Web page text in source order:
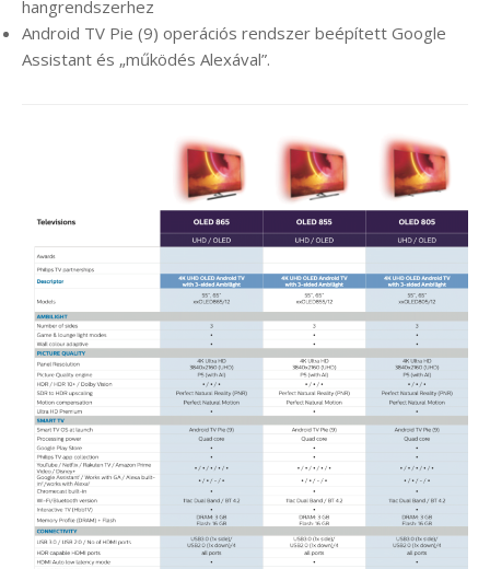
hangrendszerhez
Android TV Pie (9) operációs rendszer beépített Google
Assistant és „működés Alexával”.